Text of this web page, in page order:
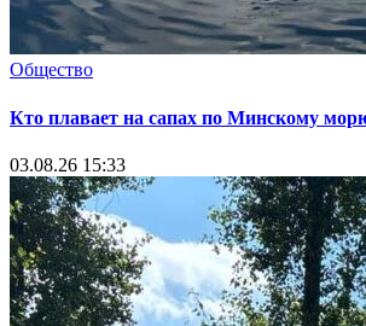
Общество
Кто плавает на сапах по Минскому
03.08.26 15:33